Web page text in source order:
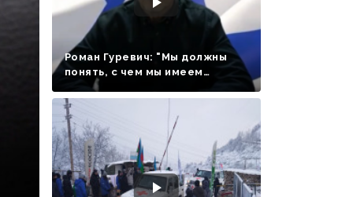
Роман Гуревич: "Мы должны
понять, с чем мы имеем
дело..." - ВИДЕО